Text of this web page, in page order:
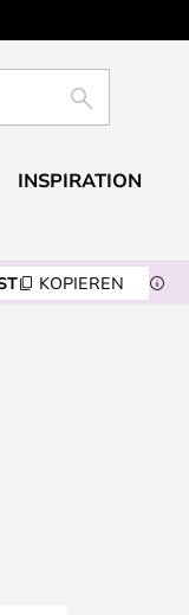
SUCHE
INSPIRATION
KOPIEREN